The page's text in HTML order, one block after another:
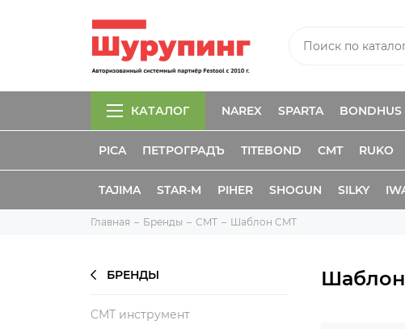
КАТАЛОГ NAREX SPARTA BONDHUS
PICA ПЕТРОГРАДЪ TITEBOND CMT RUKO
TAJIMA STAR-M PIHER SHOGUN SILKY
Главная Бренды CMT Шаблон CMT
БРЕНДЫ
CMT инструмент
Шаблон